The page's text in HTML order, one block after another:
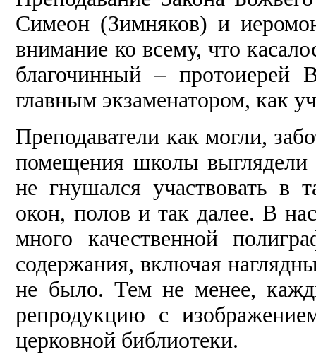
Симеон (Зимняков) и
внимание ко всему, что
благочинный –
главным экзаменатором, как
Преподаватели как могли,
помещения школы выглядели
не гнушался участвовать в
окон, полов и так далее. В
много качественной
содержания, включая
не было. Тем не менее,
репродукцию с
церковной библиотеки.